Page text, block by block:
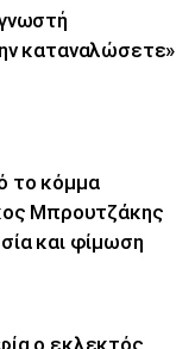
καταναλώσετε»
το κόμμα
Μπρουτζάκης
και φίμωση
ο εκλεκτός